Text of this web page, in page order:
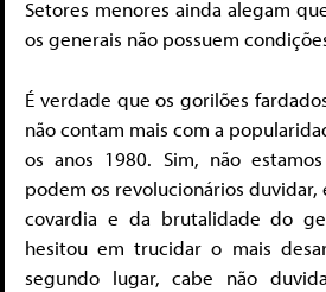
Setores menores ainda alegam
os generais não possuem
É verdade que os gorilões
não contam mais com a
os anos 1980. Sim, não
podem os revolucionários
covardia e da brutalidade do
hesitou em trucidar o mais
segundo lugar, cabe não